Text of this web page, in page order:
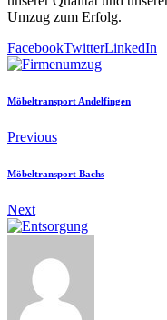
Umzug zum Erfolg.
FacebookTwitterLinkedIn
Möbeltransport Andelfingen
Previous
Möbeltransport Bachs
Next